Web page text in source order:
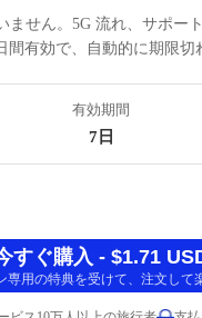
ません。5G 流れ、サポ
有効で、自動的に期限切
有効期間
7日
すぐ購入 - $1.71
専用の特典を受けて、注文して